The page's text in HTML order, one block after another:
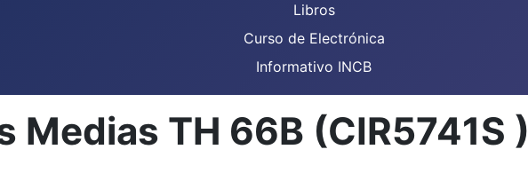
Libros
Curso de Electrónica
Informativo INCB
Medias TH 66B (CIR5741S )